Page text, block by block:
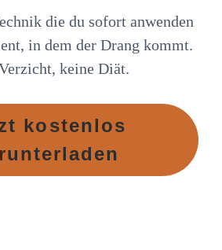
die du sofort anwenden
in dem der Drang kommt.
keine Diät.
kostenlos